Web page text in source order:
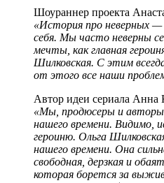
Шоураннер проекта
«История про неверных
себя. Мы часто неверны
мечты, как главная
Шилковская. С этим
от этого все наши
Автор идеи сериала Анна
«Мы, продюсеры и авторы,
нашего времени. Видимо,
героиню. Ольга
нашего времени. Она
свободная, дерзкая и
которая борется за